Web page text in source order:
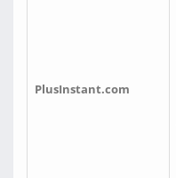
PlusInstant.com